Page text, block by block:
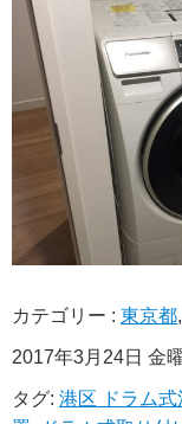
カテゴリー :東京都
2017年3月24日 金
タグ:港区 ドラム式